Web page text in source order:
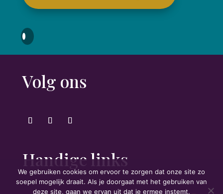
Volg ons
Handige links
We gebruiken cookies om ervoor te zorgen dat onze site zo
soepel mogelijk draait. Als je doorgaat met het gebruiken van
deze site, gaan we ervan uit dat je ermee instemt.